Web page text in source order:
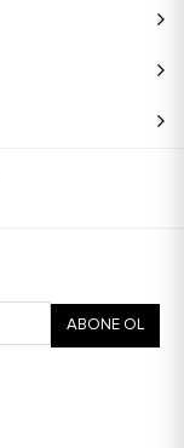
ABONE OL